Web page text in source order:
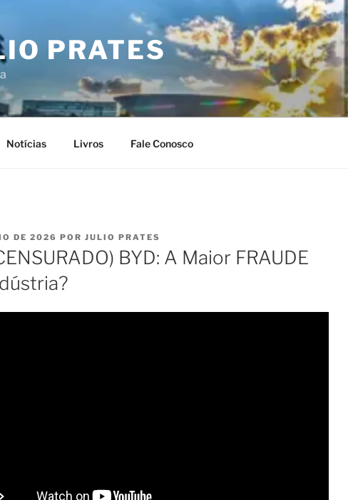
PRATES
Notícias Livros Fale Conosco
DE 2026 POR JULIO PRATES
BYD: A Maior FRAUDE